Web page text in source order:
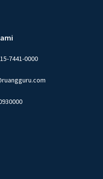
7441-0000